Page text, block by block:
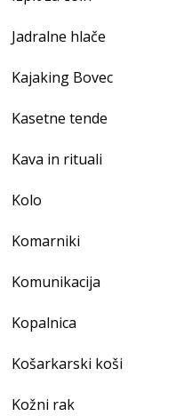
Jadralne hlače
Kajaking Bovec
Kasetne tende
Kava in rituali
Kolo
Komarniki
Komunikacija
Kopalnica
Košarkarski koši
Kožni rak